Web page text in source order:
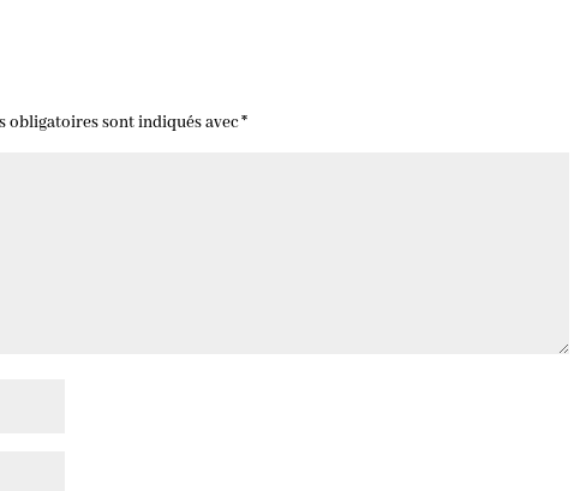
obligatoires sont indiqués avec*